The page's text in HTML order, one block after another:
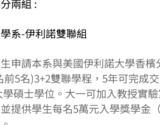
兩組 :
系-伊利諾雙聯組
申請本系與美國伊利諾大學香檳
5名)3+2雙聯學程，5年可完成
碩士學位。大一可加入教授實
提供學生每名5萬元入學獎學金